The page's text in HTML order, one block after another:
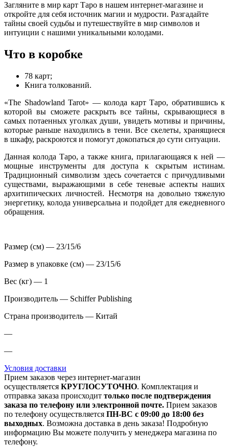
Загляните в мир карт Таро в нашем интернет-магазине и
откройте для себя источник магии и мудрости. Разгадайте
тайны своей судьбы и путешествуйте в мир символов и
интуиции с нашими уникальными колодами.
Что в коробке
78 карт;
Книга толкований.
«The Shadowland Tarot» — колода карт Таро, обратившись к
которой вы сможете раскрыть все тайны, скрывающиеся в
самых потаенных уголках души, увидеть мотивы и причины,
которые раньше находились в тени. Все скелеты, хранящиеся
в шкафу, раскроются и помогут докопаться до сути ситуации.
Данная колода Таро, а также книга, прилагающаяся к ней —
мощные инструменты для доступа к скрытым истинам.
Традиционный символизм здесь сочетается с причудливыми
существами, выражающими в себе теневые аспекты наших
архитипических личностей. Несмотря на довольно тяжелую
энергетику, колода универсальна и подойдет для ежедневного
обращения.
Размер (см) — 23/15/6
Размер в упаковке (см) — 23/15/6
Вес (кг) — 1
Производитель — Schiffer Publishing
Страна производитель — Китай
—
—
Условия доставки
Прием заказов через интернет-магазин
осуществляется КРУГЛОСУТОЧНО. Комплектация и
отправка заказа происходит только после подтверждения
заказа по телефону или электронной почте. Прием заказов
по телефону осуществляется ПН-ВС с 09:00 до 18:00 без
выходных. Возможна доставка в день заказа! Подробную
информацию Вы можете получить у менеджера магазина по
телефону.